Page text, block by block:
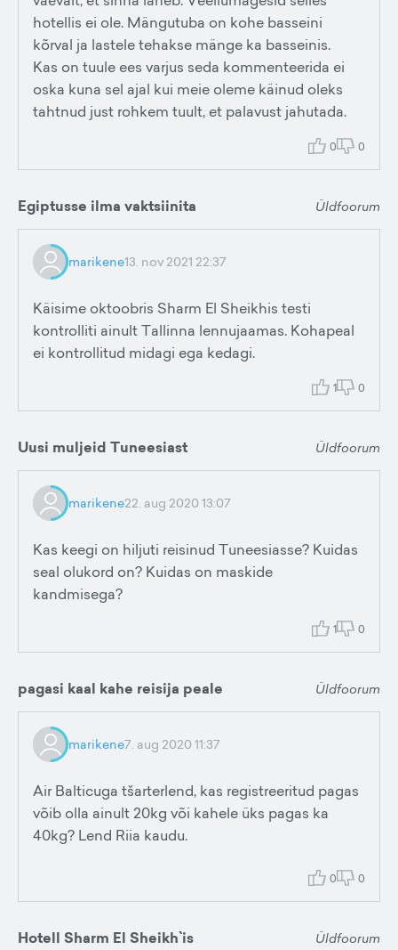
hotellis ei ole. Mängutuba on kohe basseini
kõrval ja lastele tehakse mänge ka basseinis.
Kas on tuule ees varjus seda kommenteerida ei
oska kuna sel ajal kui meie oleme käinud oleks
tahtnud just rohkem tuult, et palavust jahutada.
0 0
Egiptusse ilma vaktsiinita Üldfoorum
marikene13. nov 2021 22:37
Käisime oktoobris Sharm El Sheikhis testi
kontrolliti ainult Tallinna lennujaamas. Kohapeal
ei kontrollitud midagi ega kedagi.
1 0
Uusi muljeid Tuneesiast Üldfoorum
marikene22. aug 2020 13:07
Kas keegi on hiljuti reisinud Tuneesiasse? Kuidas
seal olukord on? Kuidas on maskide
kandmisega?
1 0
pagasi kaal kahe reisija peale Üldfoorum
marikene7. aug 2020 11:37
Air Balticuga tšarterlend, kas registreeritud pagas
võib olla ainult 20kg või kahele üks pagas ka
40kg? Lend Riia kaudu.
0 0
Hotell Sharm El Sheikh`is Üldfoorum